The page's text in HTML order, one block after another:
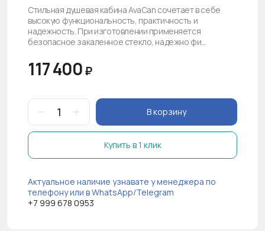
Стильная душевая кабина AvaCan сочетает в себе
высокую функциональность, практичность и
надежность. При изготовлении применяется
безопасное закаленное стекло, надежно фи...
117 400₽
В корзину
Купить в 1 клик
Актуальное наличие узнавате у менеджера по
телефону или в WhatsApp/Telegram
+7 999 678 0953